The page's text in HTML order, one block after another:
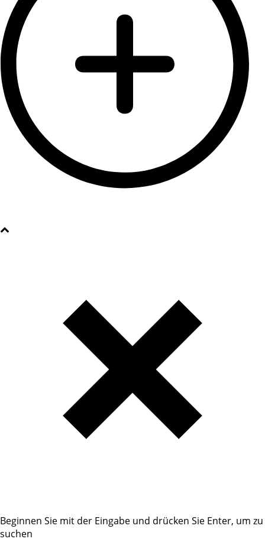
Beginnen Sie mit der Eingabe und drücken Sie Enter, um zu
suchen